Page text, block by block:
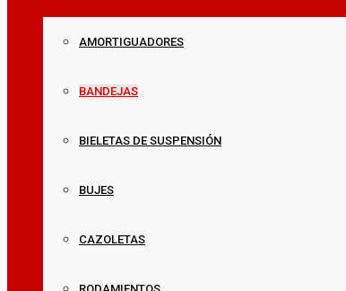
AMORTIGUADORES
BANDEJAS
BIELETAS DE SUSPENSIÓN
BUJES
CAZOLETAS